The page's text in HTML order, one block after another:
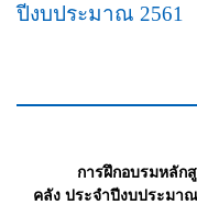
ปีงบประมาณ 2561
การฝึกอบรมหลัก
คลัง ประจำปีงบประมาณ